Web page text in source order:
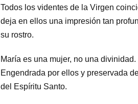
Todos los videntes de la Virgen
deja en ellos una impresión tan
su rostro.
María es una mujer, no una
Engendrada por ellos y preservada
del Espíritu Santo.